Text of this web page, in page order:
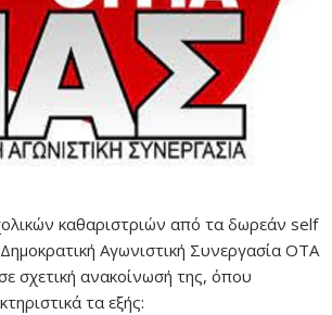
καθαριστριών από τα δωρεάν self
Αγωνιστική Συνεργασία ΟΤΑ
σχετική ανακοίνωσή της, όπου
τα εξής: